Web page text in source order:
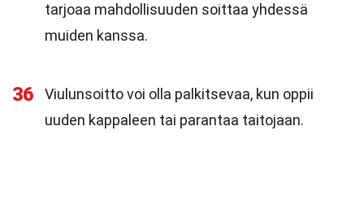
tarjoaa mahdollisuuden soittaa yhdessä
muiden kanssa.
36
Viulunsoitto voi olla palkitsevaa, kun oppii
uuden kappaleen tai parantaa taitojaan.